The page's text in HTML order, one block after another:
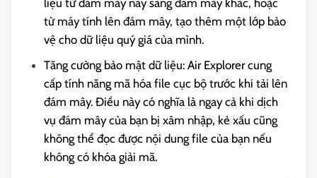
liệu từ đám mây này sang đám mây khác, hoặc
từ máy tính lên đám mây, tạo thêm một lớp bảo
vệ cho dữ liệu quý giá của mình.
Tăng cường bảo mật dữ liệu: Air Explorer cung
cấp tính năng mã hóa file cục bộ trước khi tải lên
đám mây. Điều này có nghĩa là ngay cả khi dịch
vụ đám mây của bạn bị xâm nhập, kẻ xấu cũng
không thể đọc được nội dung file của bạn nếu
không có khóa giải mã.